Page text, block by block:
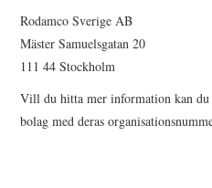
Rodamco Sverige AB
Mäster Samuelsgatan 20
111 44 Stockholm
Vill du hitta mer information kan du
bolag med deras